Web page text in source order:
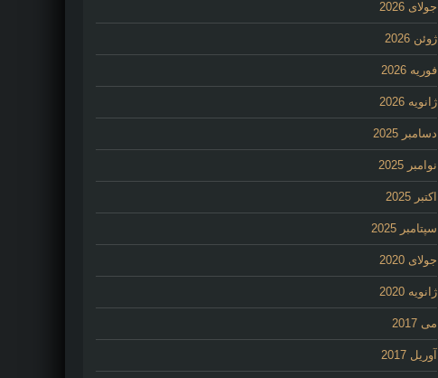
جولای 2026
ژوئن 2026
فوریه 2026
ژانویه 2026
دسامبر 2025
نوامبر 2025
اکتبر 2025
سپتامبر 2025
جولای 2020
ژانویه 2020
می 2017
آوریل 2017